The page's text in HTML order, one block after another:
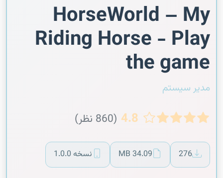
HorseWorld – My
Riding Horse - Play
the game
مدیر سیستم
4.8 (860 نظر)
276
34.09 MB نسخه 1.0.0